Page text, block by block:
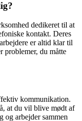
dedikeret til at
kontakt. Deres
er altid klar til
problemer, du måtte
kommunikation.
at du vil blive mødt af
og arbejder sammen